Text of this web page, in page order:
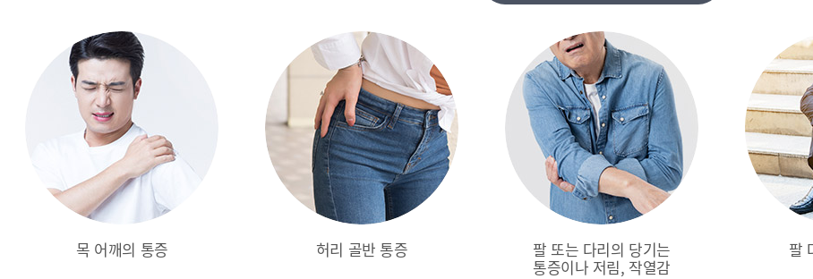
목 어깨의 통증 허리 골반 통증
팔 또는 다리의 당기는
통증이나 저림, 작열감
팔